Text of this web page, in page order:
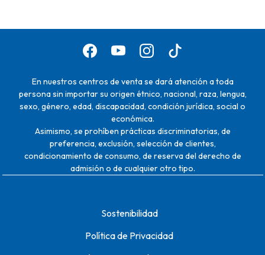
En nuestros centros de venta se dará atención a toda
persona sin importar su origen étnico, nacional, raza, lengua,
sexo, género, edad, discapacidad, condición jurídica, social o
económica.
Asimismo, se prohíben prácticas discriminatorias, de
preferencia, exclusión, selección de clientes,
condicionamiento de consumo, de reserva del derecho de
admisión o de cualquier otro tipo.
Sostenibilidad
Política de Privacidad